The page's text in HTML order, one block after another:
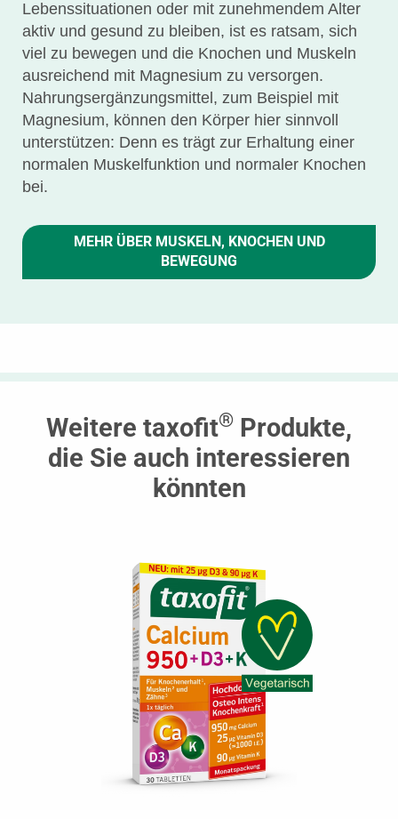
Lebenssituationen oder mit zunehmendem Alter
aktiv und gesund zu bleiben, ist es ratsam, sich
viel zu bewegen und die Knochen und Muskeln
ausreichend mit Magnesium zu versorgen.
Nahrungsergänzungsmittel, zum Beispiel mit
Magnesium, können den Körper hier sinnvoll
unterstützen: Denn es trägt zur Erhaltung einer
normalen Muskelfunktion und normaler Knochen
bei.
MEHR ÜBER MUSKELN, KNOCHEN UND
BEWEGUNG
Weitere taxofit® Produkte,
die Sie auch interessieren
könnten